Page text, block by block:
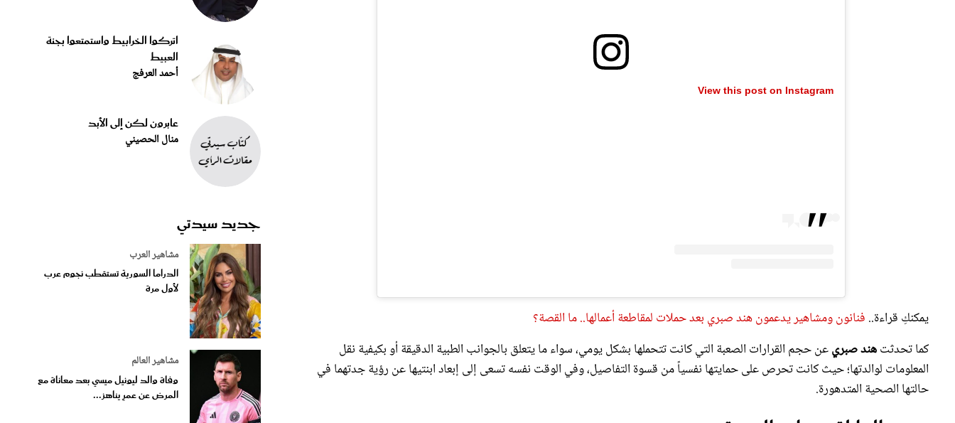
View this post on Instagram
يمكنكِ قراءة.. فنانون ومشاهير يدعمون هند صبري بعد حملات لمقاطعة أعمالها.. ما القصة؟
كما تحدثتهند صبريعن حجم القرارات الصعبة التي كانت تتحملها بشكل يومي، سواء ما يتعلق بالجوانب الطبية الدقيقة أو بكيفية نقل
المعلومات لوالدتها؛ حيث كانت تحرص على حمايتها نفسياً من قسوة التفاصيل، وفي الوقت نفسه تسعى إلى إبعاد ابنتيها عن رؤية جدتهما في
حالتها الصحية المتدهورة.
اتركوا الخرابيط واستمتعوا بجنة
العبيط
أحمد العرفج
عابرون لكن إلى الأبد
منال الحصيني
جديد سيدتي
مشاهير العرب
الدراما السورية تستقطب نجوم عرب
لأول مرة
مشاهير العالم
وفاة والد ليونيل ميسي بعد معاناة مع
المرض عن عمرٍ يناهز...